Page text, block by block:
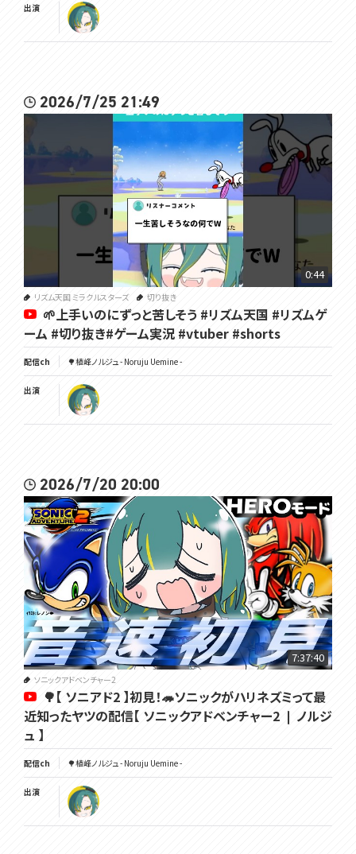
出演
2026/7/25 21:49
0:44
リズム天国 ミラクルスターズ 切り抜き
🌱上手いのにずっと苦しそう #リズム天国 #リズムゲ
ーム #切り抜き#ゲーム実況 #vtuber #shorts
配信ch 🌳植峰ノルジュ - Noruju Uemine -
出演
2026/7/20 20:00
7:37:40
ソニックアドベンチャー2
🌳【 ソニアド2 】初見！🦔ソニックがハリネズミって最
近知ったヤツの配信【 ソニックアドベンチャー2 ❘ ノルジ
ュ 】
配信ch 🌳植峰ノルジュ - Noruju Uemine -
出演